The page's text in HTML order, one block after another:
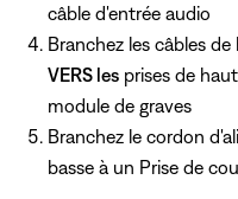
câble d'entrée audio
Branchez les câbles
VERS les prises de
module de graves
Branchez le cordon
basse à un Prise de